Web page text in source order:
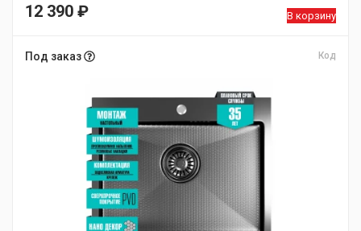
Первоначальная
составляла
12 390 ₽
цена:
В корзину
Под заказ Код